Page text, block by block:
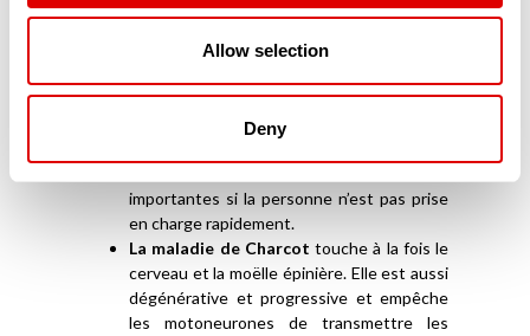
Allow selection
Deny
L’AVC (Accident Vasculaire Cérébral)
intervient lorsque le cerveau n’est plus
l’oxygène, ni les nutriments qui lui sont
nécessaires. Dès-lors, les cellules du
importantes si la personne n’est pas prise
en charge rapidement.
La maladie de Charcot touche à la fois le
cerveau et la moëlle épinière. Elle est aussi
dégénérative et progressive et empêche
les motoneurones de transmettre les